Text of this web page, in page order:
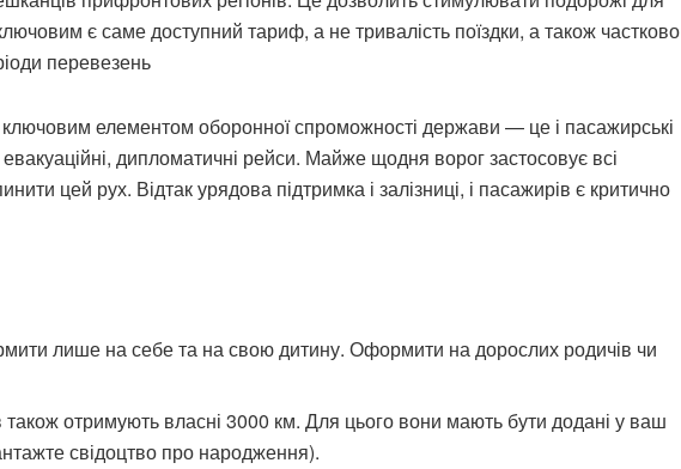
є саме доступний тариф, а не тривалість поїздки, а також частково
перевезень
елементом оборонної спроможності держави — це і пасажирські
дипломатичні рейси. Майже щодня ворог застосовує всі
цей рух. Відтак урядова підтримка і залізниці, і пасажирів є критично
лише на себе та на свою дитину. Оформити на дорослих родичів чи
також отримують власні 3000 км. Для цього вони мають бути додані у ваш
свідоцтво про народження).